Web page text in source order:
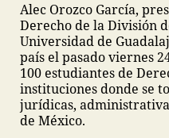
Alec Orozco García,
Derecho de la División
Universidad de
país el pasado viernes
100 estudiantes de
instituciones donde se
jurídicas,
de México.